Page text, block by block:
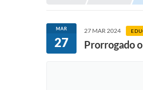
MAR
27
27 MAR 2024
Prorrogado